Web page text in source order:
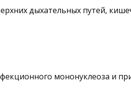
дыхательных путей,
мононуклеоза и